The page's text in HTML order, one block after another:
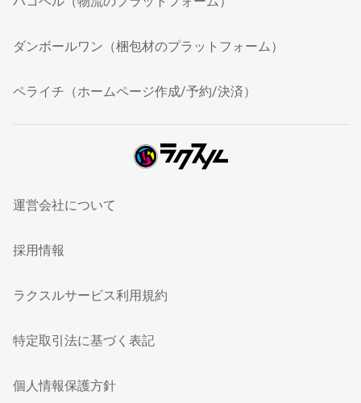
ダンボールワン（梱包材のプラットフォーム）
ペライチ（ホームページ作成/予約/決済）
運営会社について
採用情報
ラクスルサービス利用規約
特定取引法に基づく表記
個人情報保護方針